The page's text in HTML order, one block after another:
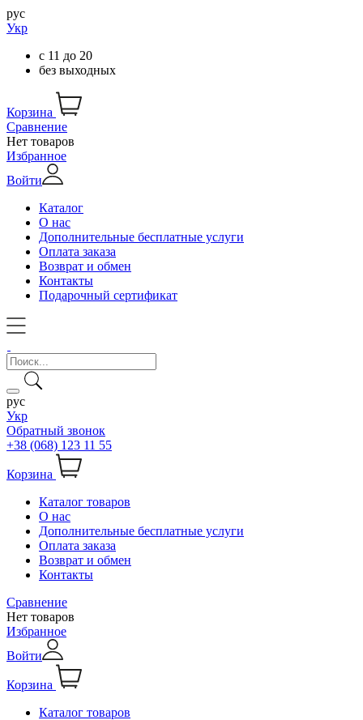
рус
Укр
с 11 до 20
без выходных
Корзина
Сравнение
Нет товаров
Избранное
Войти
Каталог
О нас
Дополнительные бесплатные услуги
Оплата заказа
Возврат и обмен
Контакты
Подарочный сертификат
рус
Укр
Обратный звонок
+38 (068) 123 11 55
Корзина
Каталог товаров
О нас
Дополнительные бесплатные услуги
Оплата заказа
Возврат и обмен
Контакты
Сравнение
Нет товаров
Избранное
Войти
Корзина
Каталог товаров